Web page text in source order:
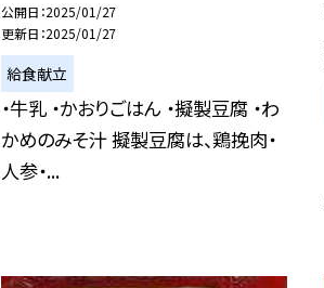
公開日 2025/01/27
更新日 2025/01/27
給食献立
・牛乳 ・かおりごはん ・擬製豆腐 ・わ
かめのみそ汁 擬製豆腐は、鶏挽肉・
人参・...